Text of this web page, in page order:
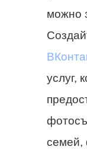
можно
услуг,
семей,